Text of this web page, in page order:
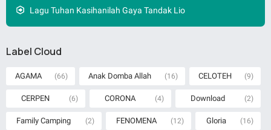
Lagu Tuhan Kasihanilah Gaya Tandak Lio
Label Cloud
AGAMA (66) Anak Domba Allah (16) CELOTEH (9)
CERPEN (6) CORONA (4) Download (2)
Family Camping (2) FENOMENA (12) Gloria (16)